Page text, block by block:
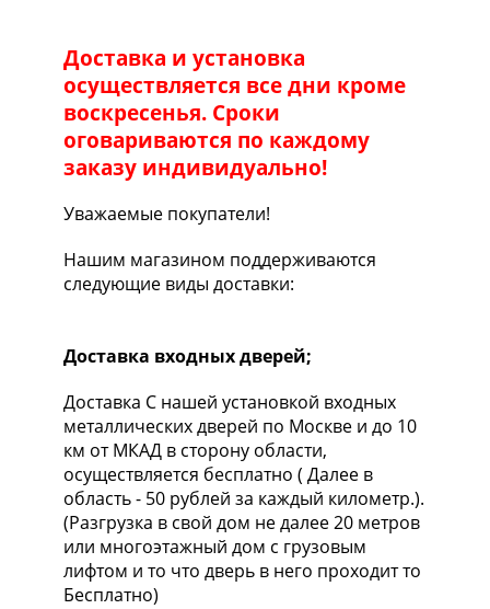
Доставка и установка
осуществляется все дни кроме
воскресенья. Сроки
оговариваются по каждому
заказу индивидуально!
Уважаемые покупатели!
Нашим магазином поддерживаются
следующие виды доставки:
Доставка входных дверей;
Доставка С нашей установкой входных
металлических дверей по Москве и до 10
км от МКАД в сторону области,
осуществляется бесплатно ( Далее в
область - 50 рублей за каждый километр.).
(Разгрузка в свой дом не далее 20 метров
или многоэтажный дом с грузовым
лифтом и то что дверь в него проходит то
Бесплатно)